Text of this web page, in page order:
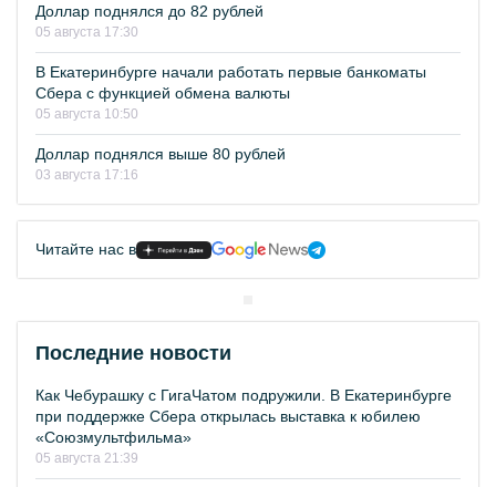
Доллар поднялся до 82 рублей
05 августа 17:30
В Екатеринбурге начали работать первые банкоматы
Сбера с функцией обмена валюты
05 августа 10:50
Доллар поднялся выше 80 рублей
03 августа 17:16
Читайте нас в
Последние новости
Как Чебурашку с ГигаЧатом подружили. В Екатеринбурге
при поддержке Сбера открылась выставка к юбилею
«Союзмультфильма»
05 августа 21:39